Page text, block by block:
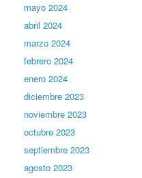
mayo 2024
abril 2024
marzo 2024
febrero 2024
enero 2024
diciembre 2023
noviembre 2023
octubre 2023
septiembre 2023
agosto 2023